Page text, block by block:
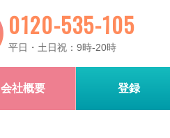
0120-535-105
平日・土日祝：9時-20時
会社概要 登録